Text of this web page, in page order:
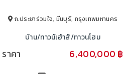
ถ.ประชาร่วมใจ, มีนบุรี, กรุงเทพมหานคร
บ้าน/ทาวน์เฮ้าส์/ทาวนโฮม
ราคา 6,400,000 ฿